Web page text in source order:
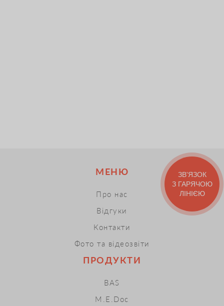
МЕНЮ
Про нас
Відгуки
Контакти
Фото та відеозвіти
ПРОДУКТИ
BAS
M.E.Doc
ЗВ'ЯЗОК
З ГАРЯЧОЮ
ЛІНІЄЮ